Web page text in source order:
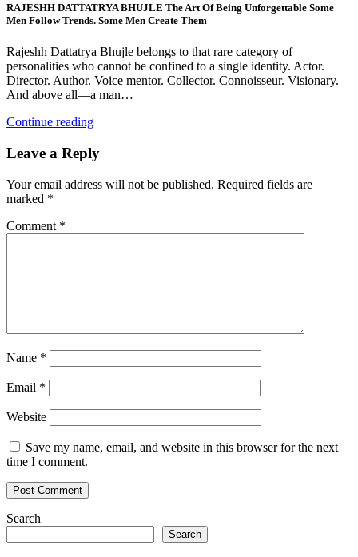
RAJESHH DATTATRYA BHUJLE The Art Of Being Unforgettable Some
Men Follow Trends. Some Men Create Them
Rajeshh Dattatrya Bhujle belongs to that rare category of
personalities who cannot be confined to a single identity. Actor.
Director. Author. Voice mentor. Collector. Connoisseur. Visionary.
And above all—a man…
Continue reading
Leave a Reply
Your email address will not be published. Required fields are
marked *
Comment *
Name *
Email *
Website
Save my name, email, and website in this browser for the next
time I comment.
Search
Search